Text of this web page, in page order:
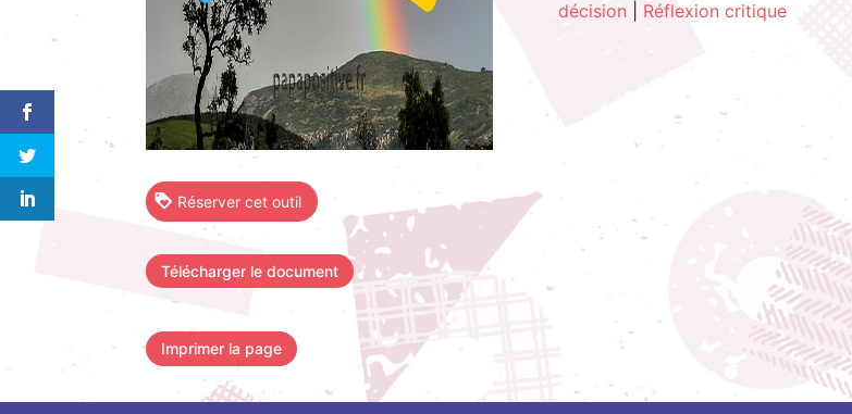
Réserver cet outil
Télécharger le document
Imprimer la page
décision
Réflexion critique